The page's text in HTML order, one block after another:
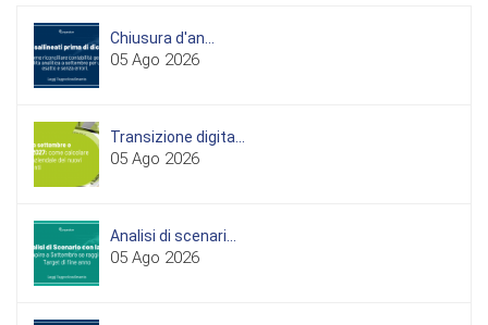
Chiusura d'an...
05 Ago 2026
Transizione digita...
05 Ago 2026
Analisi di scenari...
05 Ago 2026